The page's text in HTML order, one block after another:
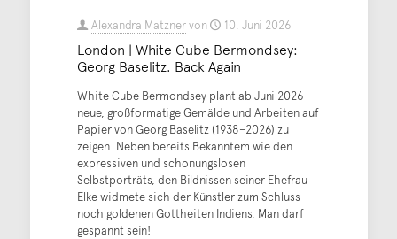
Alexandra Matznervon 10. Juni 2026
London | White Cube Bermondsey:
Georg Baselitz. Back Again
White Cube Bermondsey plant ab Juni 2026
neue, großformatige Gemälde und Arbeiten auf
Papier von Georg Baselitz (1938–2026) zu
zeigen. Neben bereits Bekanntem wie den
expressiven und schonungslosen
Selbstporträts, den Bildnissen seiner Ehefrau
Elke widmete sich der Künstler zum Schluss
noch goldenen Gottheiten Indiens. Man darf
gespannt sein!